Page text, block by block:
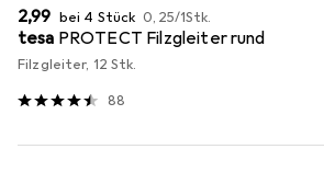
EUR
2,99 bei 4 Stück EUR
0,25/1Stk.
tesa PROTECT Filzgleiter rund
Filzgleiter, 12 Stk.
88